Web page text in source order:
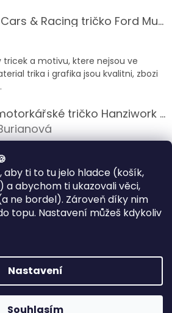
aby ti to tu jelo hladce (košík,
a abychom ti ukazovali věci,
ne bordel). Zároveň díky nim
topu. Nastavení můžeš kdykoliv
Nastavení
Souhlasím
Dámské Cars & Racing tričko Ford Mustang 5. generace
produktu je 5 z 5 hvězdiček.
tricek a motivu, ktere nejsou ve
trika i grafika jsou kvalitni, zbozi
Pánské motorkářské tričko Hanziwork Custom Bobber
je 5 z 5 hvězdiček.
je 5 z 5 hvězdiček.
velmi kvalitni zbozi.
Vytvořil Shoptet